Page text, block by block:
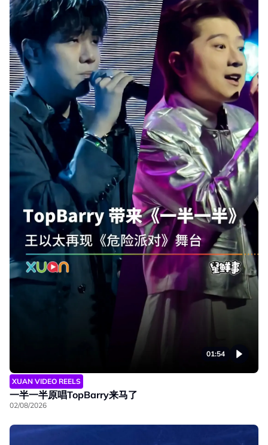
01:54
XUAN VIDEO REELS
一半一半原唱TopBarry来马了
02/08/2026